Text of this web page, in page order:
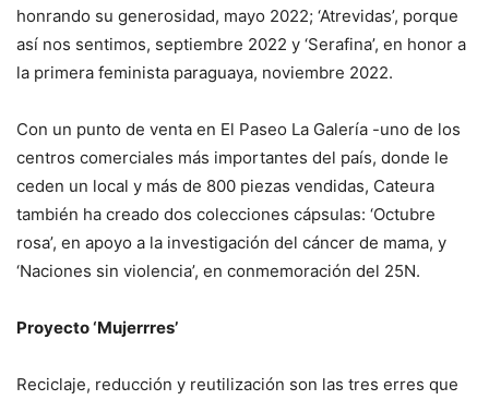
honrando su generosidad, mayo 2022; ‘Atrevidas’, porque
así nos sentimos, septiembre 2022 y ‘Serafina’, en honor a
la primera feminista paraguaya, noviembre 2022.
Con un punto de venta en El Paseo La Galería -uno de los
centros comerciales más importantes del país, donde le
ceden un local y más de 800 piezas vendidas, Cateura
también ha creado dos colecciones cápsulas: ‘Octubre
rosa’, en apoyo a la investigación del cáncer de mama, y
‘Naciones sin violencia’, en conmemoración del 25N.
Proyecto ‘Mujerrres’
Reciclaje, reducción y reutilización son las tres erres que